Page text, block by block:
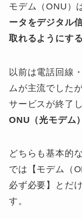
モデム（ONU）
ータをデジタル
取れるようにす
以前は電話回線
ムが主流でした
サービスが終了
ONU（光モデム
どちらも基本的
では【モデム（
必ず必要】とだ
す。